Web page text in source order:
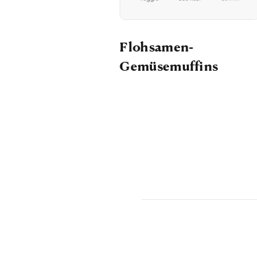
Flohsamen-
Gemüsemuffins